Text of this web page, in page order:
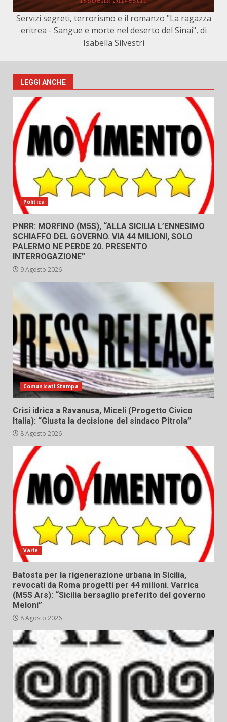
Servizi segreti, terrorismo e il romanzo "La ragazza
eritrea - Sangue e morte nel deserto del Sinai", di
Isabella Silvestri
LEGGI ANCHE
Politica
PNRR: MORFINO (M5S), “ALLA SICILIA L’ENNESIMO
SCHIAFFO DEL GOVERNO. VIA 44 MILIONI, SOLO
PALERMO NE PERDE 20. PRESENTO
INTERROGAZIONE”
9 Agosto 2026
Comunicati Stampa
Crisi idrica a Ravanusa, Miceli (Progetto Civico
Italia): “Giusta la decisione del sindaco Pitrola”
8 Agosto 2026
Varie
Batosta per la rigenerazione urbana in Sicilia,
revocati da Roma progetti per 44 milioni. Varrica
(M5S Ars): “Sicilia bersaglio preferito del governo
Meloni”
8 Agosto 2026